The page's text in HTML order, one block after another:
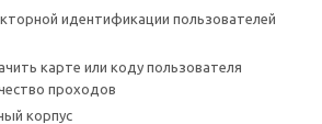
идентификации пользователей
карте или коду пользователя
проходов
корпус